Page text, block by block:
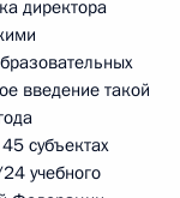
директора
введение такой
субъектах
учебного